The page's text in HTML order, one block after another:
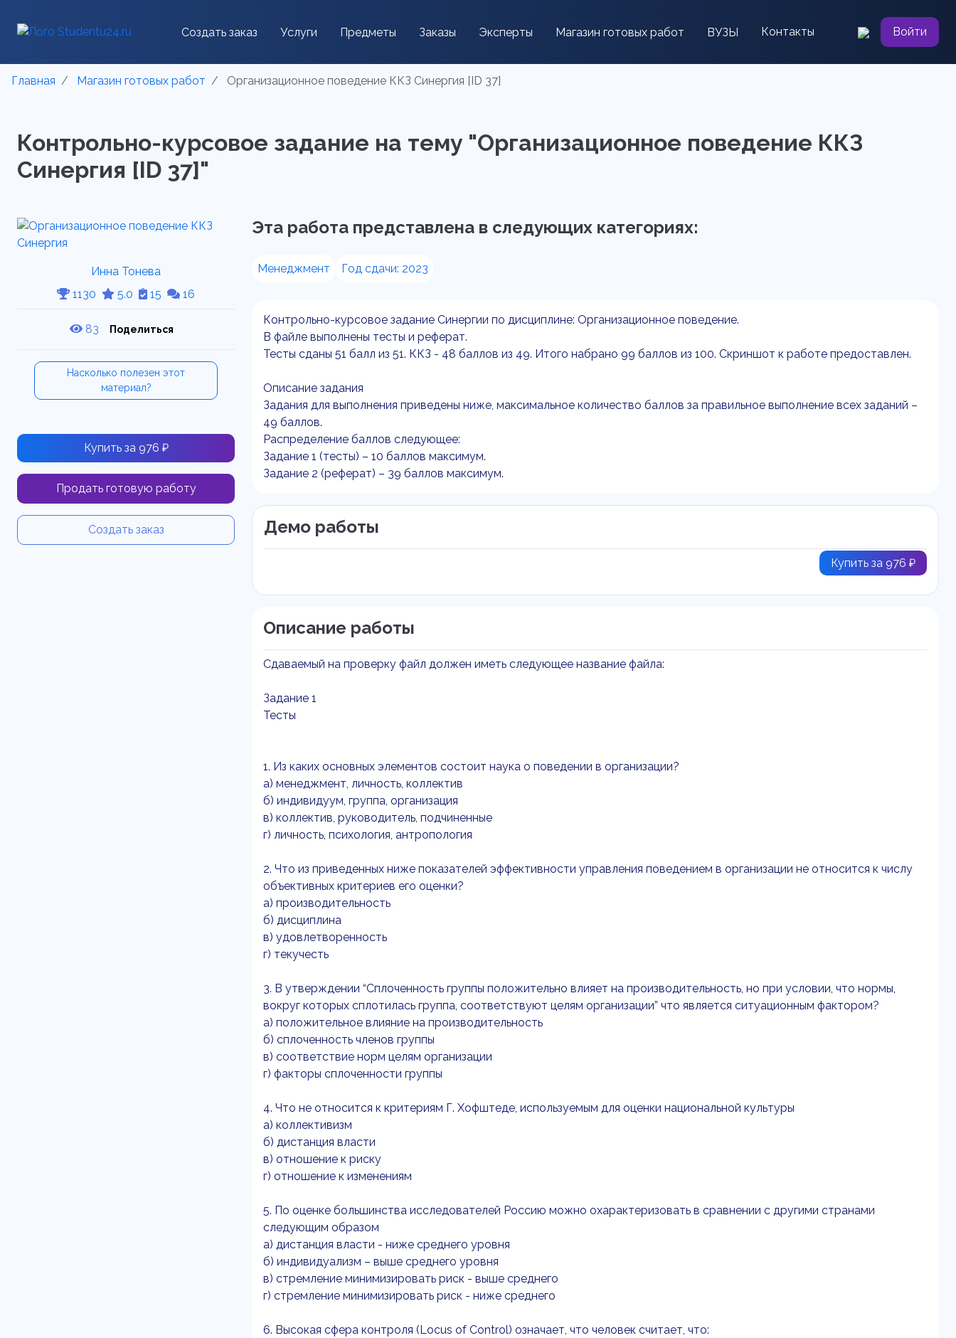
Создать заказ Услуги Предметы Заказы Эксперты Магазин готовых работ ВУЗЫ Контакты Войти
Главная Магазин готовых работ Организационное поведение ККЗ Синергия [ID 37]
Контрольно-курсовое задание на тему "Организационное поведение ККЗ
Синергия [ID 37]"
Инна Тонева
1130
5.0 15 16
83 Поделиться
Насколько полезен этот
материал?
Купить за 976 ₽
Продать готовую работу
Создать заказ
Эта работа представлена в следующих категориях:
Менеджмент Год сдачи: 2023
Контрольно-курсовое задание Синергии по дисциплине: Организационное поведение.
В файле выполнены тесты и реферат.
Тесты сданы 51 балл из 51. ККЗ - 48 баллов из 49. Итого набрано 99 баллов из 100. Скриншот к работе предоставлен.
Описание задания
Задания для выполнения приведены ниже, максимальное количество баллов за правильное выполнение всех заданий –
49 баллов.
Распределение баллов следующее:
Задание 1 (тесты) – 10 баллов максимум.
Задание 2 (реферат) – 39 баллов максимум.
Демо работы
Купить за 976 ₽
Описание работы
Сдаваемый на проверку файл должен иметь следующее название файла:
Задание 1
Тесты
1. Из каких основных элементов состоит наука о поведении в организации?
а) менеджмент, личность, коллектив
б) индивидуум, группа, организация
в) коллектив, руководитель, подчиненные
г) личность, психология, антропология
2. Что из приведенных ниже показателей эффективности управления поведением в организации не относится к числу
объективных критериев его оценки?
а) производительность
б) дисциплина
в) удовлетворенность
г) текучесть
3. В утверждении “Сплоченность группы положительно влияет на производительность, но при условии, что нормы,
вокруг которых сплотилась группа, соответствуют целям организации” что является ситуационным фактором?
а) положительное влияние на производительность
б) сплоченность членов группы
в) соответствие норм целям организации
г) факторы сплоченности группы
4. Что не относится к критериям Г. Хофштеде, используемым для оценки национальной культуры
а) коллективизм
б) дистанция власти
в) отношение к риску
г) отношение к изменениям
5. По оценке большинства исследователей Россию можно охарактеризовать в сравнении с другими странами
следующим образом
а) дистанция власти - ниже среднего уровня
б) индивидуализм – выше среднего уровня
в) стремление минимизировать риск - выше среднего
г) стремление минимизировать риск - ниже среднего
6. Высокая сфера контроля (Locus of Control) означает, что человек считает, что: